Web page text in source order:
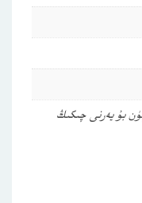
بۇ يەرنى چىكىڭ